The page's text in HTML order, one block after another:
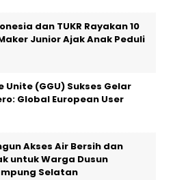
dan TUKR Rayakan 10
Junior Ajak Anak Peduli
Unite (GGU) Sukses Gelar
Global European User
Akses Air Bersih dan
untuk Warga Dusun
Selatan